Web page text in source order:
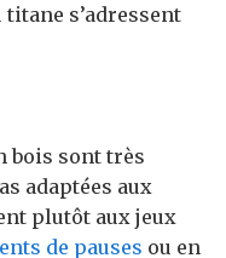
s’adressent
bois sont très
adaptées aux
plutôt aux jeux
de pauses ou en